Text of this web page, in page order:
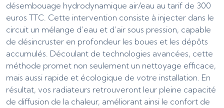
désembouage hydrodynamique air/eau au tarif de 300
euros TTC. Cette intervention consiste à injecter dans le
circuit un mélange d’eau et d’air sous pression, capable
de désincruster en profondeur les boues et les dépôts
accumulés. Découlant de technologies avancées, cette
méthode promet non seulement un nettoyage efficace,
mais aussi rapide et écologique de votre installation. En
résultat, vos radiateurs retrouveront leur pleine capacité
de diffusion de la chaleur, améliorant ainsi le confort de